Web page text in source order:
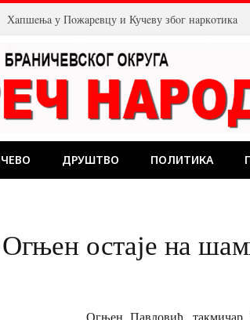
Хaпшeњa у Пoжaрeвцу и Кучeву збoг нaркoтикa
ДРУШТВО ПОЛИТИКА
остаје на
Огњен Павловић, такмичар